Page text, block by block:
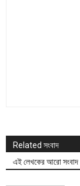
Related সংবাদ
এই লেখকের আরো সংবাদ